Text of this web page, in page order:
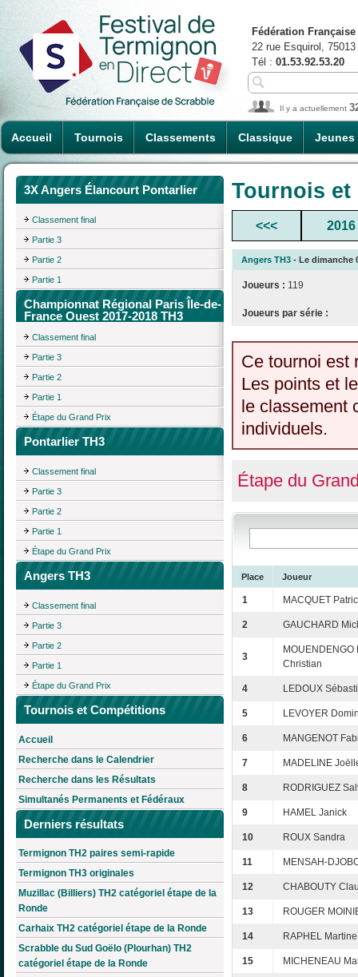
Accueil Tournois Classements Classique Jeunes
Fédération
22 rue Esquirol,
Tél : 01.53.92.53.20
Il y a actuellement
3X Angers Élancourt Pontarlier
Classement final
Partie 3
Partie 2
Partie 1
Championnat Régional Paris Île-de-
France Ouest 2017-2018 TH3
Classement final
Partie 3
Partie 2
Partie 1
Étape du Grand Prix
Pontarlier TH3
Classement final
Partie 3
Partie 2
Partie 1
Étape du Grand Prix
Angers TH3
Classement final
Partie 3
Partie 2
Partie 1
Étape du Grand Prix
Tournois et Compétitions
Accueil
Recherche dans le Calendrier
Recherche dans les Résultats
Simultanés Permanents et Fédéraux
Derniers résultats
Termignon TH2 paires semi-rapide
Termignon TH3 originales
Muzillac (Billiers) TH2 catégoriel étape de la
Ronde
Carhaix TH2 catégoriel étape de la Ronde
Scrabble du Sud Goëlo (Plourhan) TH2
catégoriel étape de la Ronde
Tournois
<<< 2016
Angers TH3 - Le dimanche
Joueurs : 119
Joueurs par série :
Ce tournoi est
Les points et
le classement
individuels.
Étape du
Place Joueur
1 MACQUET
2 GAUCHARD
3
MOUENDENGO
Christian
4 LEDOUX
5 LEVOYER
6 MANGENOT
7 MADELINE
8 RODRIGUEZ
9 HAMEL Janick
10 ROUX Sandra
11 MENSAH-
12 CHABOUTY
13 ROUGER
14 RAPHEL Martine
15 MICHENEAU